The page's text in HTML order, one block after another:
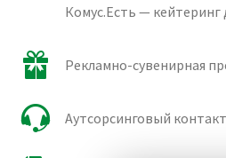
Комус.Есть — кейтеринг
Рекламно-сувенирная
Аутсорсинговый